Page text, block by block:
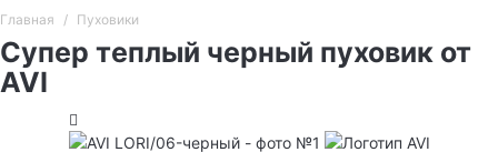
Главная Пуховики
Супер теплый черный пуховик от
AVI